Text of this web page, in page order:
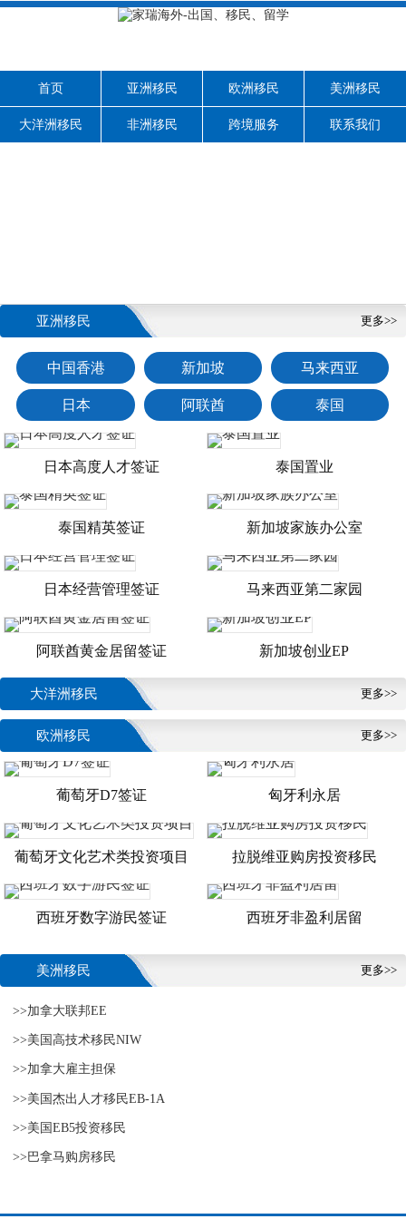
首页 亚洲移民 欧洲移民 美洲移民
大洋洲移民 非洲移民 跨境服务 联系我们
更多>>
亚洲移民
中国香港 新加坡 马来西亚
日本 阿联酋 泰国
日本高度人才签证 泰国置业
泰国精英签证 新加坡家族办公室
日本经营管理签证 马来西亚第二家园
阿联酋黄金居留签证 新加坡创业EP
更多>>
大洋洲移民
更多>>
欧洲移民
葡萄牙D7签证 匈牙利永居
葡萄牙文化艺术类投资项目 拉脱维亚购房投资移民
西班牙数字游民签证 西班牙非盈利居留
更多>>
美洲移民
>>加拿大联邦EE
>>美国高技术移民NIW
>>加拿大雇主担保
>>美国杰出人才移民EB-1A
>>美国EB5投资移民
>>巴拿马购房移民